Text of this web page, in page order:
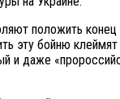
положить
эту бойню клеймят
и даже